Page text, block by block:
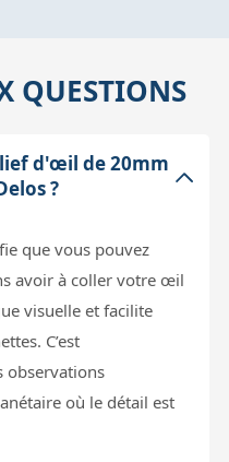
QUESTIONS
d'œil de 20mm
?
que vous pouvez
avoir à coller votre œil
visuelle et facilite
C’est
observations
où le détail est